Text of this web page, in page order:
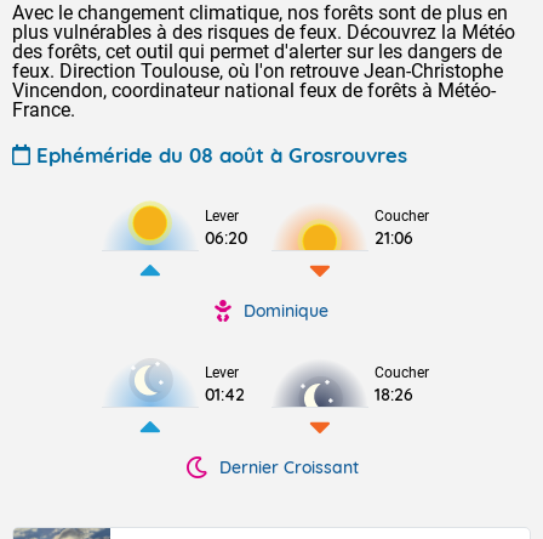
Avec le changement climatique, nos forêts sont de plus en
plus vulnérables à des risques de feux. Découvrez la Météo
des forêts, cet outil qui permet d'alerter sur les dangers de
feux. Direction Toulouse, où l'on retrouve Jean-Christophe
Vincendon, coordinateur national feux de forêts à Météo-
France.
Ephéméride du 08 août à Grosrouvres
Lever
06:20
Coucher
21:06
Dominique
Lever
01:42
Coucher
18:26
Dernier Croissant